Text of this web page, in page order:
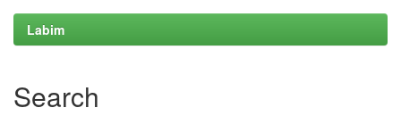
Labim
Search